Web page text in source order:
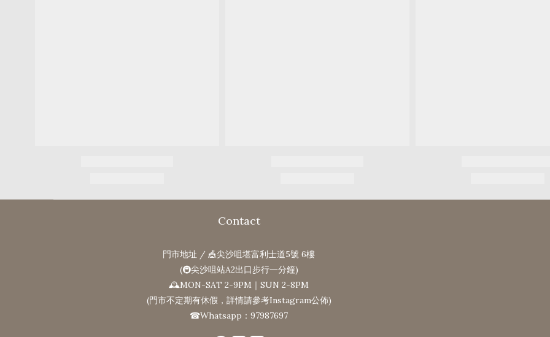
Contact
門市地址 / 🎪尖沙咀堪富利士道5號 6樓
(🚇尖沙咀站A2出口步行一分鐘)
🕰MON-SAT 2-9PM｜SUN 2-8PM
(門市不定期有休假，詳情請參考Instagram公佈)
☎Whatsapp：97987697